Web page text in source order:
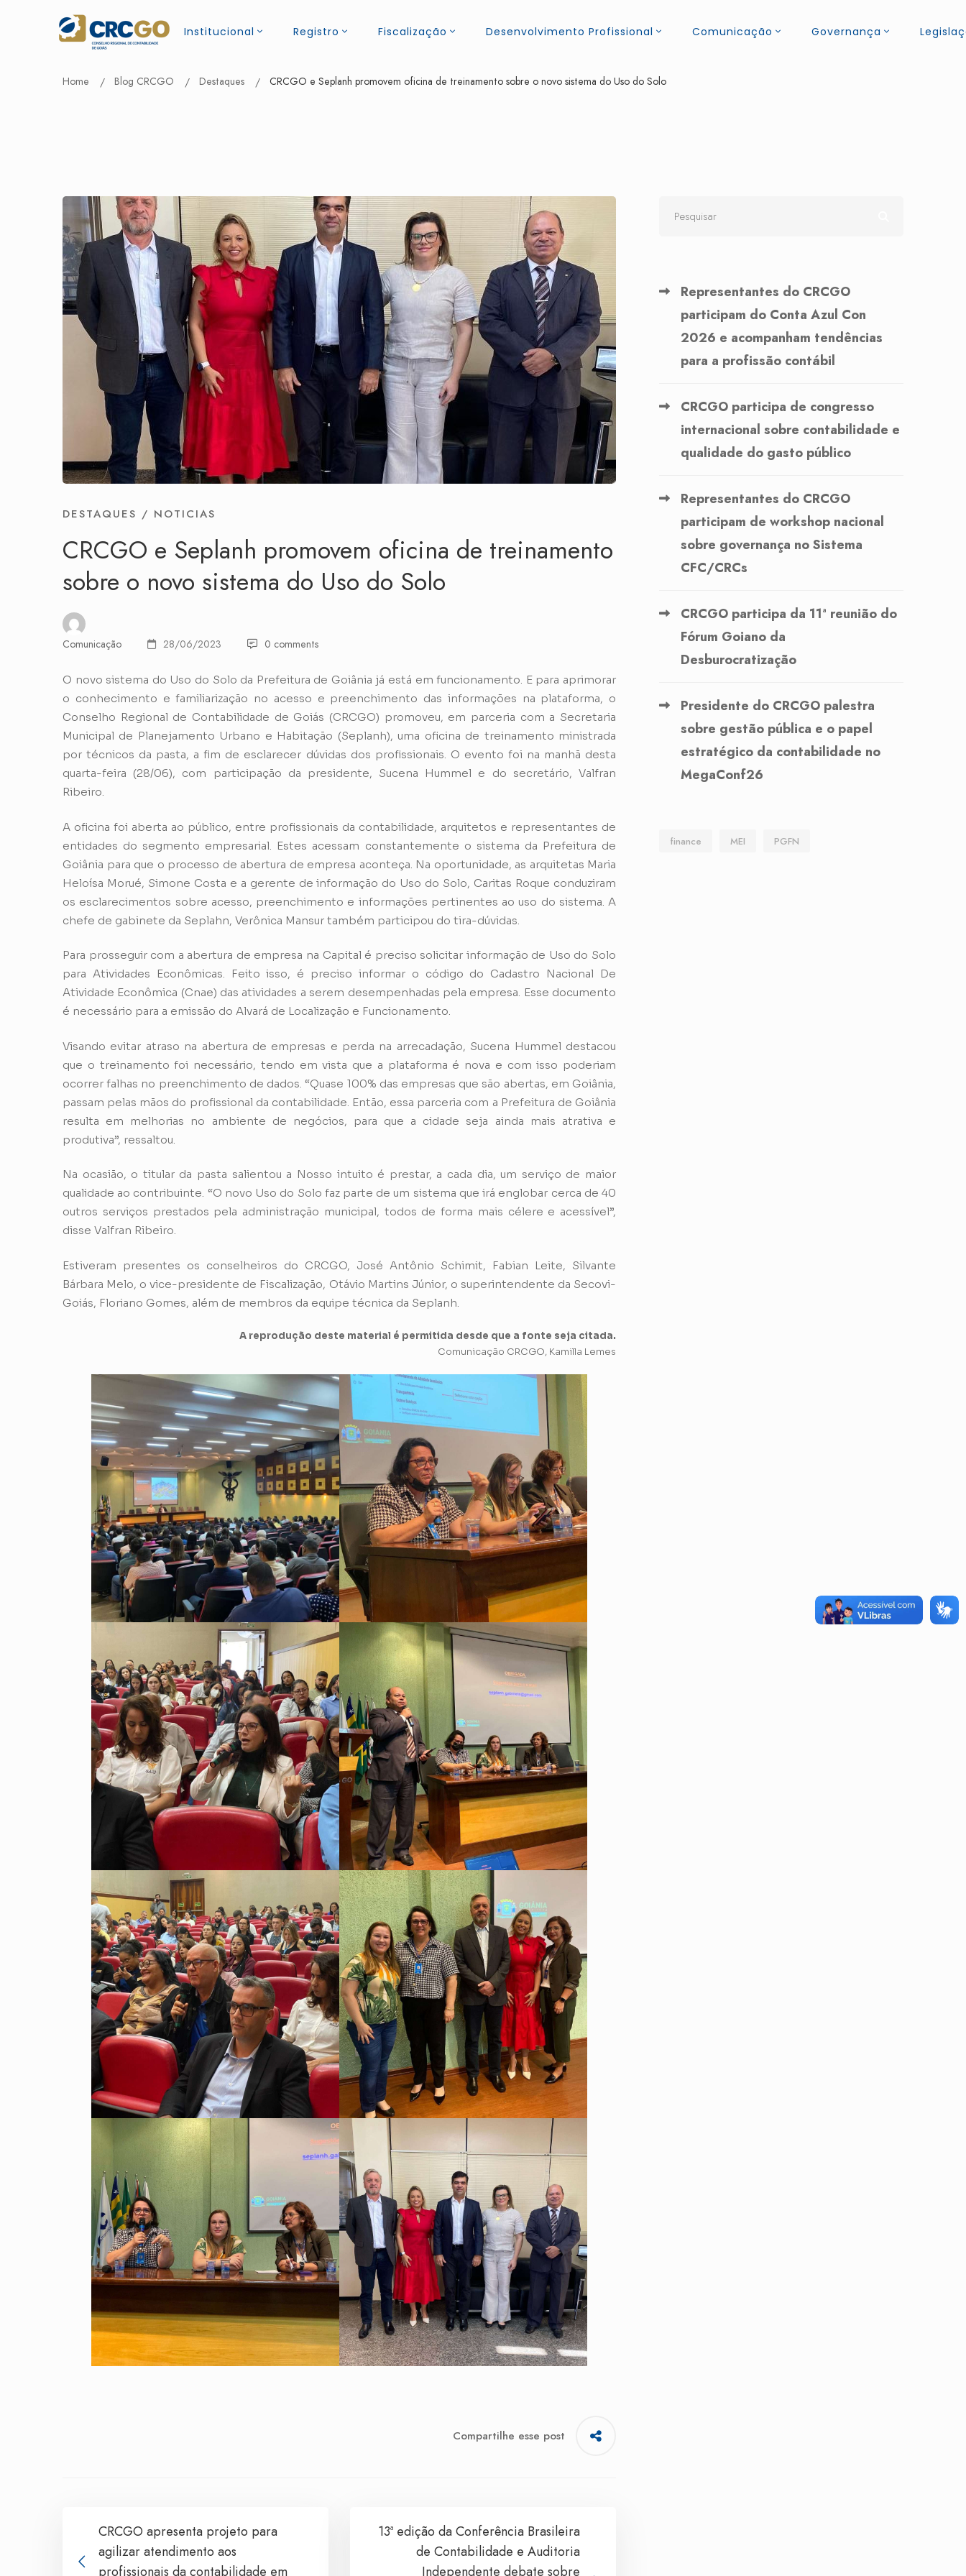
Institucional Registro Fiscalização Desenvolvimento Profissional Comunicação Governança
Home Blog CRCGO Destaques CRCGO e Seplanh promovem oficina de treinamento sobre o novo sistema do Uso do Solo
DESTAQUES / NOTICIAS
CRCGO e Seplanh promovem oficina de treinamento
sobre o novo sistema do Uso do Solo
Comunicação 28/06/2023 0 comments
O novo sistema do Uso do Solo da Prefeitura de Goiânia já está em funcionamento. E para aprimorar
o conhecimento e familiarização no acesso e preenchimento das informações na plataforma, o
Conselho Regional de Contabilidade de Goiás (CRCGO) promoveu, em parceria com a Secretaria
Municipal de Planejamento Urbano e Habitação (Seplanh), uma oficina de treinamento ministrada
por técnicos da pasta, a fim de esclarecer dúvidas dos profissionais. O evento foi na manhã desta
quarta-feira (28/06), com participação da presidente, Sucena Hummel e do secretário, Valfran
Ribeiro.
A oficina foi aberta ao público, entre profissionais da contabilidade, arquitetos e representantes de
entidades do segmento empresarial. Estes acessam constantemente o sistema da Prefeitura de
Goiânia para que o processo de abertura de empresa aconteça. Na oportunidade, as arquitetas Maria
Heloísa Morué, Simone Costa e a gerente de informação do Uso do Solo, Caritas Roque conduziram
os esclarecimentos sobre acesso, preenchimento e informações pertinentes ao uso do sistema. A
chefe de gabinete da Seplahn, Verônica Mansur também participou do tira-dúvidas.
Para prosseguir com a abertura de empresa na Capital é preciso solicitar informação de Uso do Solo
para Atividades Econômicas. Feito isso, é preciso informar o código do Cadastro Nacional De
Atividade Econômica (Cnae) das atividades a serem desempenhadas pela empresa. Esse documento
é necessário para a emissão do Alvará de Localização e Funcionamento.
Visando evitar atraso na abertura de empresas e perda na arrecadação, Sucena Hummel destacou
que o treinamento foi necessário, tendo em vista que a plataforma é nova e com isso poderiam
ocorrer falhas no preenchimento de dados. “Quase 100% das empresas que são abertas, em Goiânia,
passam pelas mãos do profissional da contabilidade. Então, essa parceria com a Prefeitura de Goiânia
resulta em melhorias no ambiente de negócios, para que a cidade seja ainda mais atrativa e
produtiva”, ressaltou.
Na ocasião, o titular da pasta salientou a Nosso intuito é prestar, a cada dia, um serviço de maior
qualidade ao contribuinte. “O novo Uso do Solo faz parte de um sistema que irá englobar cerca de 40
outros serviços prestados pela administração municipal, todos de forma mais célere e acessível”,
disse Valfran Ribeiro.
Estiveram presentes os conselheiros do CRCGO, José Antônio Schimit, Fabian Leite, Silvante
Bárbara Melo, o vice-presidente de Fiscalização, Otávio Martins Júnior, o superintendente da Secovi-
Goiás, Floriano Gomes, além de membros da equipe técnica da Seplanh.
A reprodução deste material é permitida desde que a fonte seja citada.
Comunicação CRCGO, Kamilla Lemes
Compartilhe esse post
CRCGO apresenta projeto para
agilizar atendimento aos
profissionais da contabilidade em
13ª edição da Conferência Brasileira
de Contabilidade e Auditoria
Independente debate sobre
Representantes do CRCGO
participam do Conta Azul Con
2026 e acompanham tendências
para a profissão contábil
CRCGO participa de congresso
internacional sobre contabilidade e
qualidade do gasto público
Representantes do CRCGO
participam de workshop nacional
sobre governança no Sistema
CFC/CRCs
CRCGO participa da 11ª reunião do
Fórum Goiano da
Desburocratização
Presidente do CRCGO palestra
sobre gestão pública e o papel
estratégico da contabilidade no
MegaConf26
finance MEI PGFN